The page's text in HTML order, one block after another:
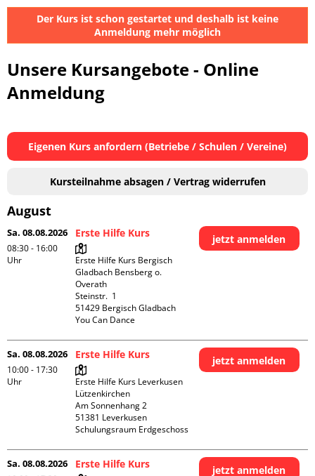
Der Kurs ist schon gestartet und deshalb ist keine
Anmeldung mehr möglich
Unsere Kursangebote - Online
Anmeldung
Eigenen Kurs anfordern (Betriebe / Schulen / Vereine)
Kursteilnahme absagen / Vertrag widerrufen
August
Sa. 08.08.2026
08:30 - 16:00
Uhr
Erste Hilfe Kurs
Erste Hilfe Kurs Bergisch
Gladbach Bensberg o.
Overath
Steinstr.  1
51429 Bergisch Gladbach
You Can Dance
jetzt anmelden
Sa. 08.08.2026
10:00 - 17:30
Uhr
Erste Hilfe Kurs
Erste Hilfe Kurs Leverkusen
Lützenkirchen
Am Sonnenhang 2
51381 Leverkusen
Schulungsraum Erdgeschoss
jetzt anmelden
Sa. 08.08.2026 Erste Hilfe Kurs jetzt anmelden